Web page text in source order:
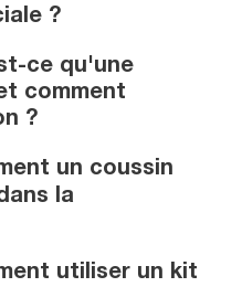
?
ce qu'une
comment
?
un coussin
la
utiliser un kit